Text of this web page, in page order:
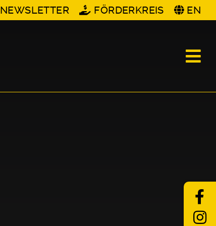
NEWSLETTER FÖRDERKREIS EN